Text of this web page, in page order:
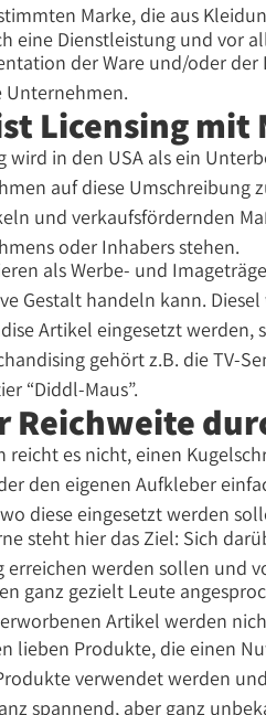
Marke, die aus
eine Dienstleistung und vor
der Ware und/oder
Unternehmen.
Licensing
wird in den USA als ein
auf diese Umschreibung
und verkaufsfördernden
oder Inhabers stehen.
als Werbe- und
Gestalt handeln kann.
Artikel eingesetzt werden,
gehört z.B. die TV-
“Diddl-Maus”.
Reichweite
reicht es nicht, einen
den eigenen Aufkleber
diese eingesetzt werden
steht hier das Ziel: Sich
erreichen werden sollen und
ganz gezielt Leute
Artikel werden
lieben Produkte, die einen
verwendet werden
spannend, aber ganz